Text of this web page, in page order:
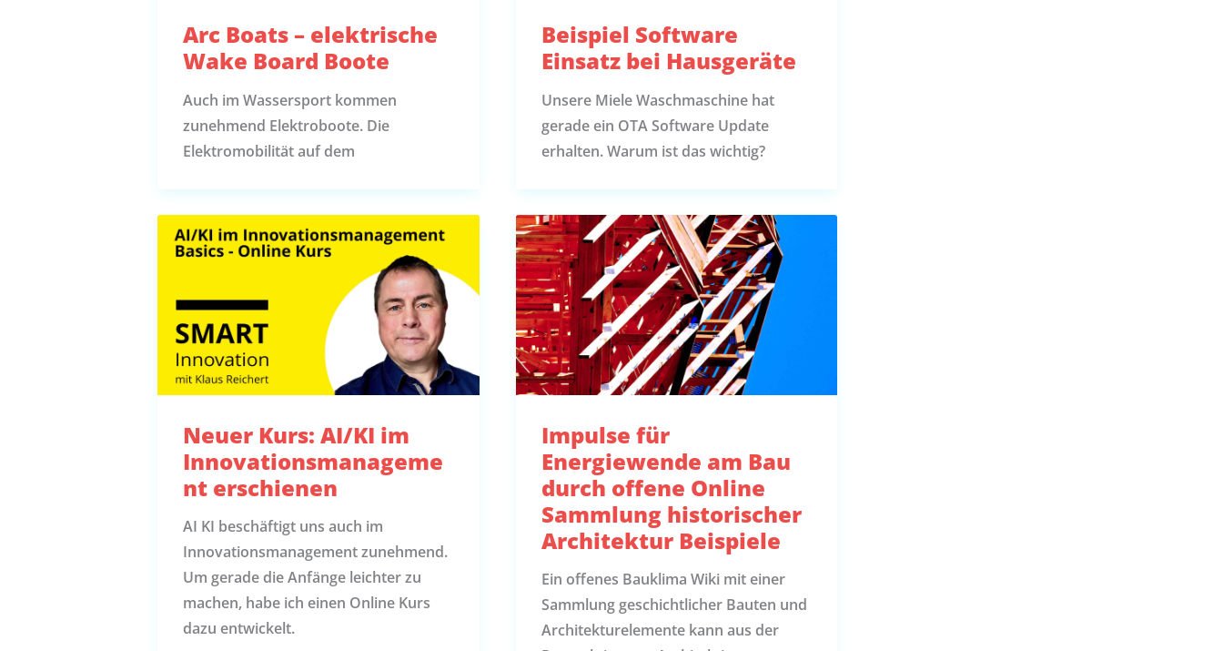
Arc Boats – elektrische
Wake Board Boote
Auch im Wassersport kommen
zunehmend Elektroboote. Die
Elektromobilität auf dem
Beispiel Software
Einsatz bei Hausgeräte
Unsere Miele Waschmaschine hat
gerade ein OTA Software Update
erhalten. Warum ist das wichtig?
Neuer Kurs: AI/KI im
Innovationsmanageme
nt erschienen
AI KI beschäftigt uns auch im
Innovationsmanagement zunehmend.
Um gerade die Anfänge leichter zu
machen, habe ich einen Online Kurs
dazu entwickelt.
Impulse für
Energiewende am Bau
durch offene Online
Sammlung historischer
Architektur Beispiele
Ein offenes Bauklima Wiki mit einer
Sammlung geschichtlicher Bauten und
Architekturelemente kann aus der